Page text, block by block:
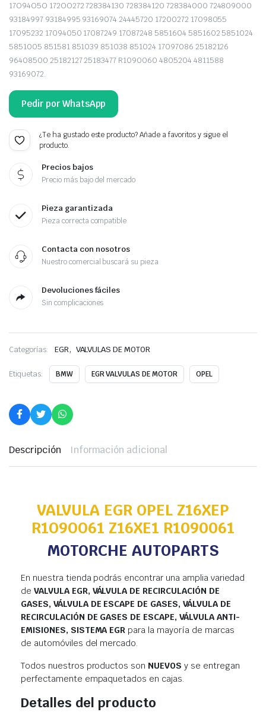
17O94O5O 172OO272 728384130 728384120 728384000 724809000
93184997 93184995 93169074 24445720 17200272 17098055
17095232 17094050 17087249 17087248 5851604 5851602 5851024
5851005 851581 851039 851038 851024 17097086 25182126
96408500 25182127 25183477 R1090060 4805204 4811588
93169072.
Pedir por WhatsApp
¿Te ha gustado este producto? Añade a favoritos y sigue el
producto.
Precios bajos
Precio más bajo del mercado
Pieza garantizada
Pieza correcta compatible
Contacta con nosotros
Nuestro comercial buscará su pieza
Devoluciones fáciles
Sin complicaciones
Categorías: EGR, VALVULAS DE MOTOR
Etiquetas: BMW EGR VALVULAS DE MOTOR OPEL
Descripción Información adicional
VALVULA EGR OPEL Z16XEP
R1O9OO61 Z16XE1 R1090061
MOTORCHE AUTOPARTS
En nuestra tienda podrás encontrar una amplia variedad
de VALVULA EGR, VÁLVULA DE RECIRCULACIÓN DE
GASES, VÁLVULA DE ESCAPE DE GASES, VÁLVULA DE
RECIRCULACIÓN DE GASES DE ESCAPE, VÁLVULA ANTI-
EMISIONES, SISTEMA EGR para la mayoría de marcas
de automóviles del mercado.
Todos nuestros productos son NUEVOS y se entregan
perfectamente empaquetados en cajas.
Detalles del producto